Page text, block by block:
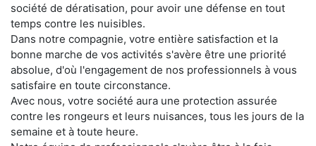
société de dératisation, pour avoir une défense en tout
temps contre les nuisibles.
Dans notre compagnie, votre entière satisfaction et la
bonne marche de vos activités s'avère être une priorité
absolue, d'où l'engagement de nos professionnels à vous
satisfaire en toute circonstance.
Avec nous, votre société aura une protection assurée
contre les rongeurs et leurs nuisances, tous les jours de la
semaine et à toute heure.